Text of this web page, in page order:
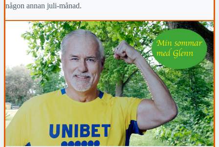
någon annan juli-månad.